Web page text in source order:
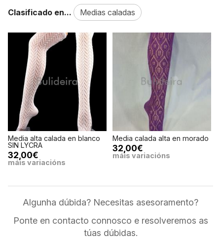
Clasificado en... Medias caladas
alta calada en blanco
LYCRA
variacións
Media calada alta en morado
32,00€
máis variacións
Algunha dúbida? Necesitas asesoramento?
Ponte en contacto connosco e resolveremos as
túas dúbidas.